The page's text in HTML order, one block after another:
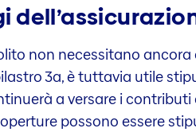
non necessitano
3a, è tuttavia utile
a versare i
possono essere